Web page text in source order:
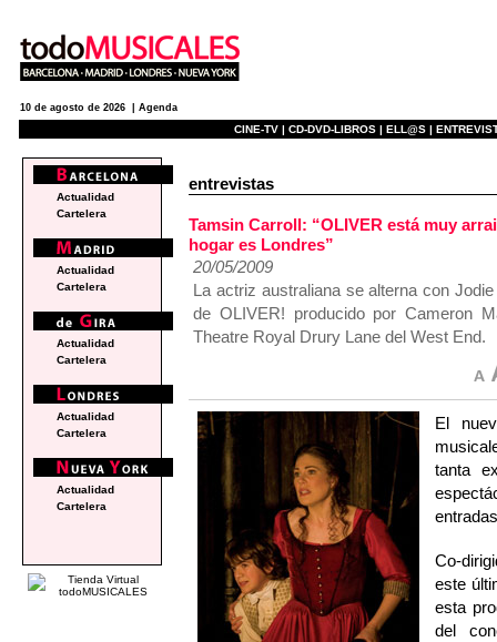
10 de agosto de 2026 | Agenda
CINE-TV | CD-DVD-LIBROS | ELL@S |
entrevistas
Tamsin Carroll: “OLIVER está muy
hogar es Londres”
20/05/2009
La actriz australiana se alterna con
de OLIVER! producido por Cameron
Theatre Royal Drury Lane del West End.
El
tanta
Co-
este
esta
del
Actualidad
Cartelera
Actualidad
Cartelera
Actualidad
Cartelera
Actualidad
Cartelera
Actualidad
Cartelera